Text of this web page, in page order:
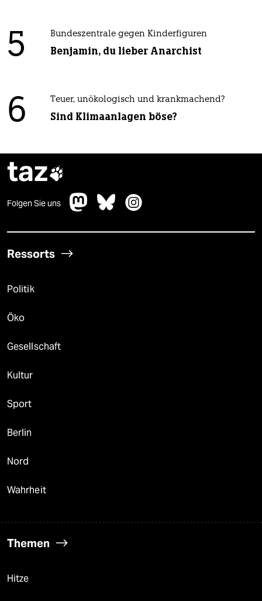
5 Bundeszentrale gegen Kinderfiguren
Benjamin, du lieber Anarchist
6 Teuer, unökologisch und krankmachend?
Sind Klimaanlagen böse?
taz
Folgen Sie uns
Ressorts
Politik
Öko
Gesellschaft
Kultur
Sport
Berlin
Nord
Wahrheit
Themen
Hitze